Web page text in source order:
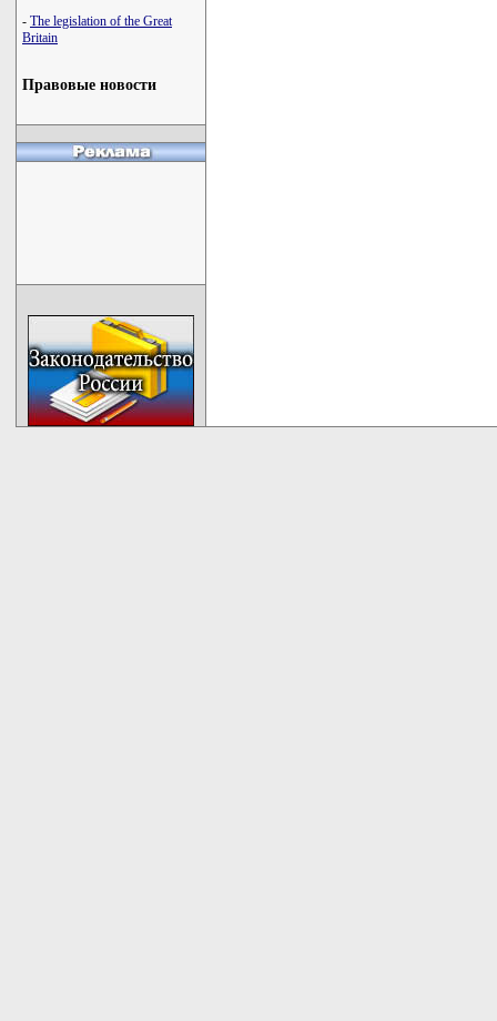
- The legislation of the Great
Britain
Правовые новости